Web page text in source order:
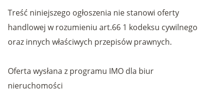
Treść niniejszego ogłoszenia nie stanowi oferty
handlowej w rozumieniu art.66 1 kodeksu cywilnego
oraz innych właściwych przepisów prawnych.
Oferta wysłana z programu IMO dla biur
nieruchomości